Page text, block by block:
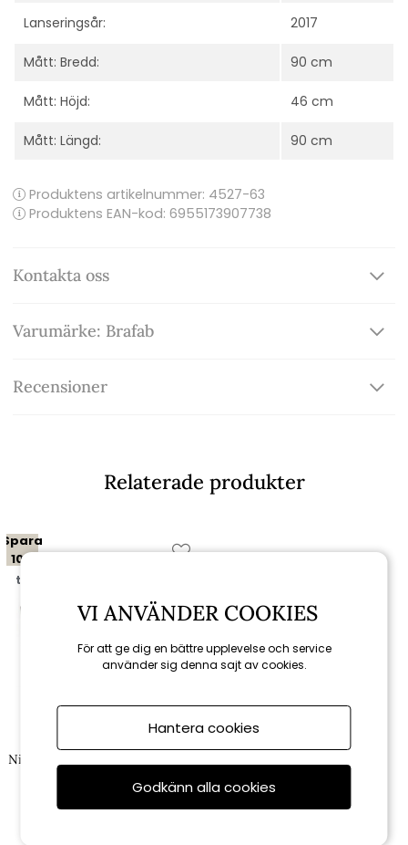
Lanseringsår: 2017
Mått: Bredd: 90 cm
Mått: Höjd: 46 cm
Mått: Längd: 90 cm
Produktens artikelnummer: 4527-63
Produktens EAN-kod: 6955173907738
Kontakta oss
Varumärke: Brafab
Recensioner
Relaterade produkter
Spara
10%
till 16/8
Ninja 3-sits soffa - rustik/beige
11 151 kr 12 390 kr
VI ANVÄNDER COOKIES
För att ge dig en bättre upplevelse och service
använder sig denna sajt av cookies.
Hantera cookies
Godkänn alla cookies